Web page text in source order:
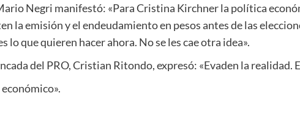
Negri manifestó: «Para Cristina Kirchner la política
la emisión y el endeudamiento en pesos antes de las
lo que quieren hacer ahora. No se les cae otra idea».
del PRO, Cristian Ritondo, expresó: «Evaden la realidad.